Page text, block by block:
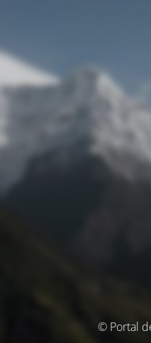
© Portal